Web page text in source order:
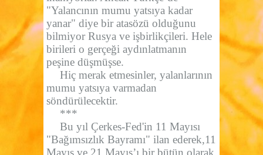
"Yalancının mumu yatsıya kadar
yanar" diye bir atasözü olduğunu
bilmiyor Rusya ve işbirlikçileri. Hele
birileri o gerçeği aydınlatmanın
peşine düşmüşse.
Hiç merak etmesinler, yalanlarının
mumu yatsıya varmadan
söndürülecektir.
***
Bu yıl Çerkes-Fed'in 11 Mayısı
"Bağımsızlık Bayramı" ilan ederek,11
Mayıs ve 21 Mayıs’ı bir bütün olarak